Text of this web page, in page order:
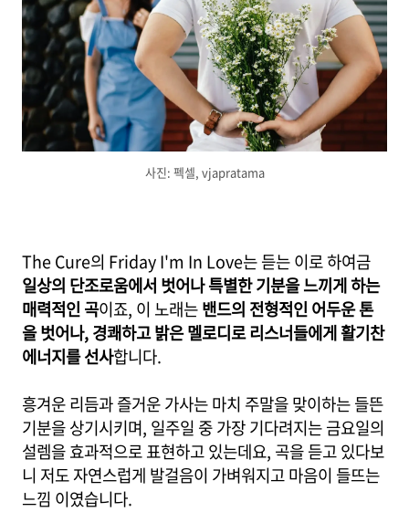
사진: 펙셀, vjapratama
The Cure의 Friday I'm In Love는 듣는 이로 하여금
일상의 단조로움에서 벗어나 특별한 기분을 느끼게 하는
매력적인 곡이죠, 이 노래는밴드의 전형적인 어두운 톤
을 벗어나, 경쾌하고 밝은 멜로디로 리스너들에게 활기찬
에너지를 선사합니다.
흥겨운 리듬과 즐거운 가사는 마치 주말을 맞이하는 들뜬
기분을 상기시키며, 일주일 중 가장 기다려지는 금요일의
설렘을 효과적으로 표현하고 있는데요, 곡을 듣고 있다보
니 저도 자연스럽게 발걸음이 가벼워지고 마음이 들뜨는
느낌 이였습니다.